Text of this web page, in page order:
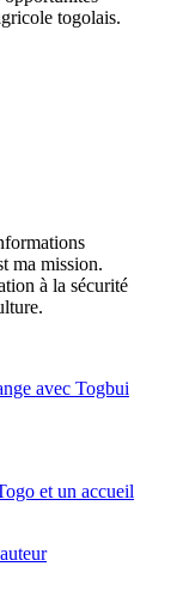
togolais.
ma mission.
à la sécurité
avec Togbui
et un accueil